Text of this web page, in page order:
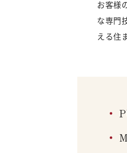
お客様
な専門
える住